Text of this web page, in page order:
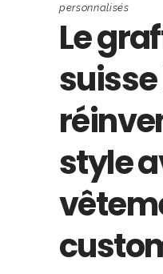
personnalisés
Le
suisse
style